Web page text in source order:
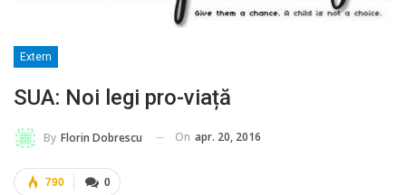
Extern
SUA: Noi legi pro-viață
By Florin Dobrescu On apr. 20, 2016
0
790